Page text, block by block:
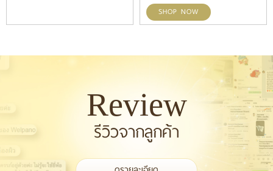
SHOP NOW
Review
รีวิวจากลูกค้า